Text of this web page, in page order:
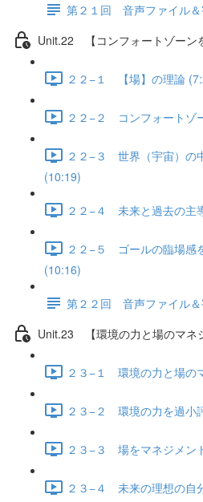
第２１回 音声ファイル＆
Unit.22 【コンフォートゾーン
２２−１ 【場】の理論
２２−２ コンフォートゾ
２２−３ 世界（宇宙）の
(10:19)
２２−４ 未来と過去の主
２２−５ ゴールの臨場感
(10:16)
第２２回 音声ファイル＆
Unit.23 【環境の力と場のマネ
２３−１ 環境の力と場の
２３−２ 環境の力を過小
２３−３ 場をマネジメン
２３−４ 未来の理想の自